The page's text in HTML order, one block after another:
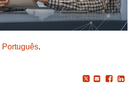
Português.